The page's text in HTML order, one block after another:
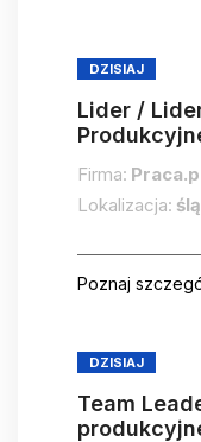
DZISIAJ
Lider /
Firma:
Lokalizacja:
Poznaj
DZISIAJ
Team